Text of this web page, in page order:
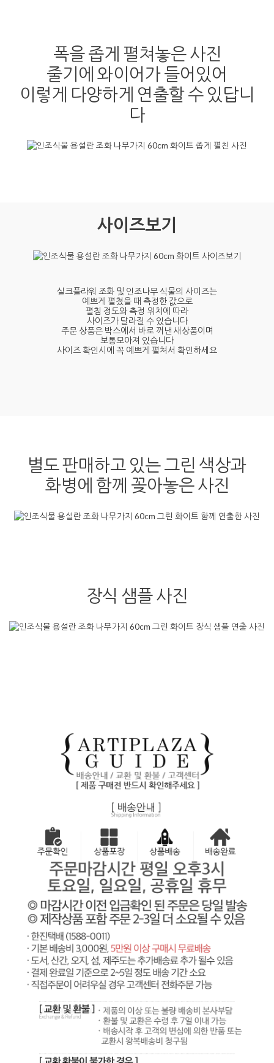
폭을 좁게 펼쳐놓은 사진
줄기에 와이어가 들어있어
이렇게 다양하게 연출할 수 있답니
다
사이즈보기
실크플라워 조화 및 인조나무 식물의 사이즈는
예쁘게 펼쳤을 때 측정한 값으로
펼침 정도와 측정 위치에 따라
사이즈가 달라질 수 있습니다
주문 상품은 박스에서 바로 꺼낸 새상품이며
보통모아져 있습니다
사이즈 확인시에 꼭 예쁘게 펼쳐서 확인하세요
별도 판매하고 있는 그린 색상과
화병에 함께 꽂아놓은 사진
장식 샘플 사진